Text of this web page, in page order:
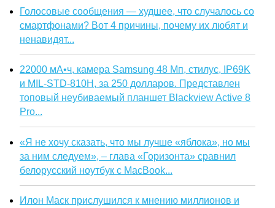
Голосовые сообщения — худшее, что случалось со
смартфонами? Вот 4 причины, почему их любят и
ненавидят...
22000 мА•ч, камера Samsung 48 Мп, стилус, IP69K
и MIL-STD-810H, за 250 долларов. Представлен
топовый неубиваемый планшет Blackview Active 8
Pro...
«Я не хочу сказать, что мы лучше «яблока», но мы
за ним следуем», – глава «Горизонта» сравнил
белорусский ноутбук с MacBook...
Илон Маск прислушился к мнению миллионов и